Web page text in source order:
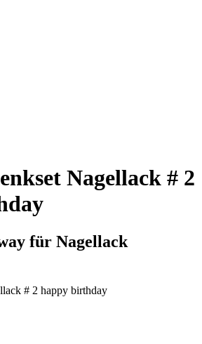
Nagellack # 2
für Nagellack
# 2 happy birthday